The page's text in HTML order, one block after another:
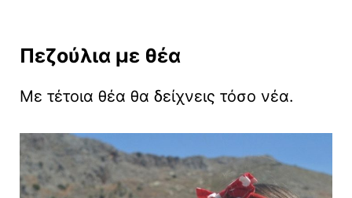
Πεζούλια με θέα
Με τέτοια θέα θα δείχνεις τόσο νέα.